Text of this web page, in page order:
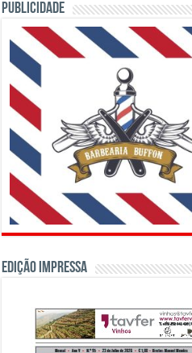
PUBLICIDADE
Edição Impressa